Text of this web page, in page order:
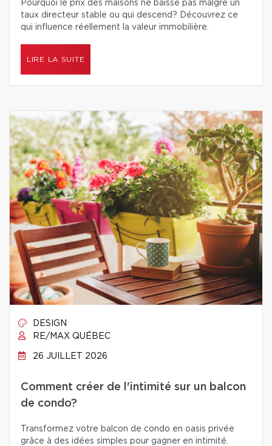
Pourquoi le prix des maisons ne baisse pas malgré un
taux directeur stable ou qui descend? Découvrez ce
qui influence réellement la valeur immobilière.
LIRE LA SUITE
DESIGN
RE/MAX QUÉBEC
26 JUILLET 2026
Comment créer de l'intimité sur un balcon
de condo?
Transformez votre balcon de condo en oasis privée
grâce à des idées simples pour gagner en intimité.